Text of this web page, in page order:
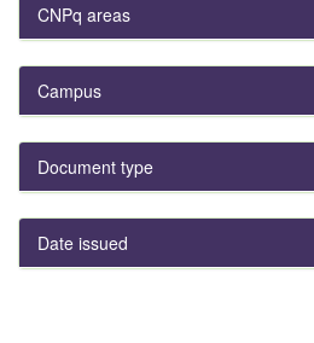
CNPq areas
Campus
Document type
Date issued